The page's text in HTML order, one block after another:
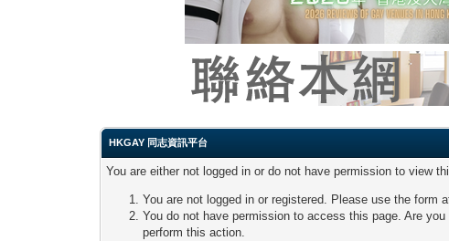
HKGAY 同志資訊平台
You are either not logged in or do not have permission to view
You are not logged in or registered. Please use the form
You do not have permission to access this page. Are
perform this action.